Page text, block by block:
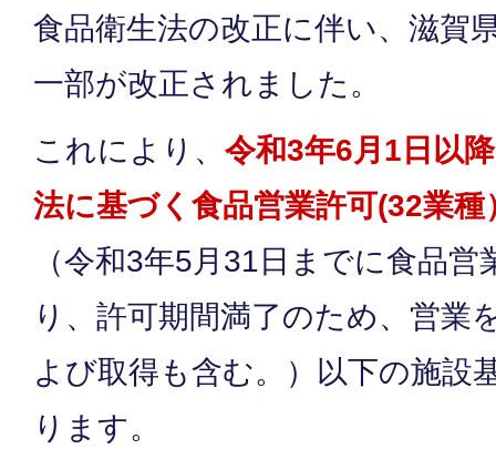
食品衛生法の改正に伴い、滋賀
一部が改正されました。
これにより、 令和3年6月1日以
法に基づく食品営業許可(32業
（令和3年5月31日までに食品
り、許可期間満了のため、営業
よび取得も含む。）以下の施設
ります。